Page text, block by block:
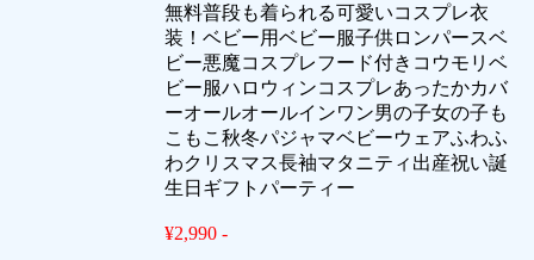
無料普段も着られる可愛いコスプレ衣
装！ベビー用ベビー服子供ロンパースベ
ビー悪魔コスプレフード付きコウモリベ
ビー服ハロウィンコスプレあったかカバ
ーオールオールインワン男の子女の子も
こもこ秋冬パジャマベビーウェアふわふ
わクリスマス長袖マタニティ出産祝い誕
生日ギフトパーティー
¥2,990 -